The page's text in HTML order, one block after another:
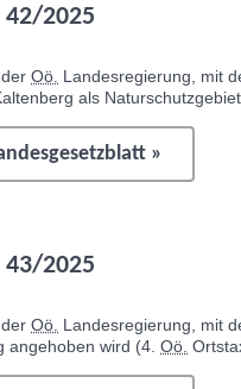
42/2025
Oö. Landesregierung, mit
als
»
43/2025
Oö. Landesregierung, mit
angehoben wird (4. Oö.